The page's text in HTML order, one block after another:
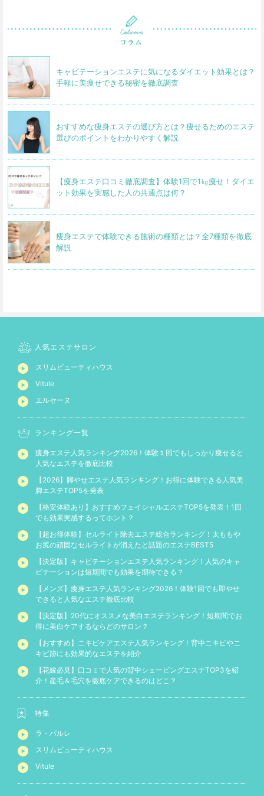
キャビテーションエステに気になるダイエット効果とは？
手軽に美痩せできる秘密を徹底調査
おすすめな痩身エステの選び方とは？痩せるためのエステ
選びのポイントをわかりやすく解説
【痩身エステ口コミ徹底調査】体験1回で1㎏痩せ！ダイエ
ット効果を実感した人の共通点は何？
痩身エステで体験できる施術の種類とは？全7種類を徹底
解説
人気エステサロン
スリムビューティハウス
Vitule
エルセーヌ
ランキング一覧
痩身エステ人気ランキング2026！体験１回でもしっかり痩せると
人気なエステを徹底比較
【2026】脚やせエステ人気ランキング！お得に体験できる人気美
脚エステTOP5を発表
【格安体験あり】おすすめフェイシャルエステTOP5を発表！1回
でも効果実感するってホント？
【超お得体験】セルライト除去エステ総合ランキング！太ももや
お尻の頑固なセルライトが消えたと話題のエステBEST5
【決定版】キャビテーションエステ人気ランキング！人気のキャ
ビテーションは短期間でも効果を期待できる？
【メンズ】痩身エステ人気ランキング2026！体験1回でも即やせ
できると人気なエステ徹底比較
【決定版】20代にオススメな美白エステランキング！短期間でお
得に美白ケアするならどのサロン？
【おすすめ】ニキビケアエステ人気ランキング！背中ニキビやニ
キビ跡にも効果的なエステを紹介
【花嫁必見】口コミで人気の背中シェービングエステTOP3を紹
介！産毛＆毛穴を徹底ケアできるのはどこ？
特集
ラ・パルレ
スリムビューティハウス
Vitule